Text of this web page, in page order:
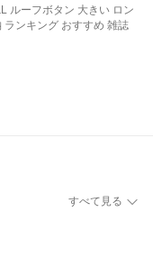
ルーフボタン 大きい ロン
ランキング おすすめ 雑誌
すべて見る